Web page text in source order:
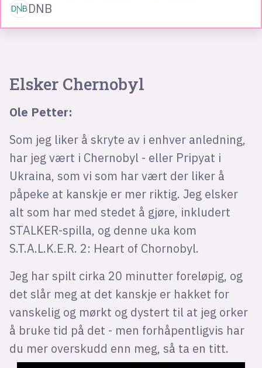
DNB
Elsker Chernobyl
Ole Petter:
Som jeg liker å skryte av i enhver anledning,
har jeg vært i Chernobyl - eller Pripyat i
Ukraina, som vi som har vært der liker å
påpeke at kanskje er mer riktig. Jeg elsker
alt som har med stedet å gjøre, inkludert
STALKER-spilla, og denne uka kom
S.T.A.L.K.E.R. 2: Heart of Chornobyl.
Jeg har spilt cirka 20 minutter foreløpig, og
det slår meg at det kanskje er hakket for
vanskelig og mørkt og dystert til at jeg orker
å bruke tid på det - men forhåpentligvis har
du mer overskudd enn meg, så ta en titt.